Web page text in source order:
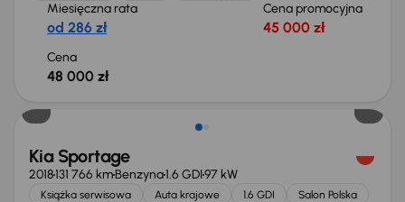
Miesięczna rata
od 286 zł
Cena promocyjna
45 000 zł
Cena
48 000 zł
Kia Sportage
2018131 766 kmBenzyna1.6 GDI97 kW
Książka serwisowa Auta krajowe 1.6 GDI
Salon Polska